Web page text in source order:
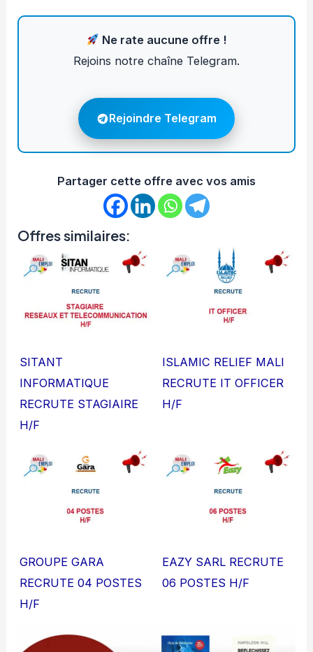
Ne rate aucune offre !
Rejoins notre chaîne Telegram.
Rejoindre Telegram
Partager cette offre avec vos amis
Offres similaires:
SITANT
INFORMATIQUE
RECRUTE STAGIAIRE
H/F
ISLAMIC RELIEF MALI
RECRUTE IT OFFICER
H/F
GROUPE GARA
RECRUTE 04 POSTES
H/F
EAZY SARL RECRUTE
06 POSTES H/F